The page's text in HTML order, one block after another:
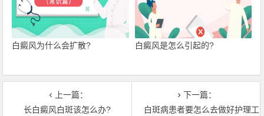
白癜风为什么会扩散? 白癜风是怎么引起的?
上一篇：
长白癜风白斑该怎么办?
下一篇：
白斑病患者要怎么去做好护理工